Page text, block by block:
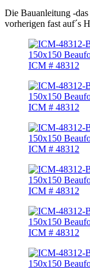
Die Bauanleitung -
vorherigen fast auf´s